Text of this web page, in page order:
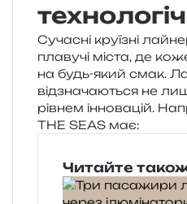
Сучасні кру­ї­зні
пла­ву­чі міста, де
на будь-який смак.
від­зна­ча­ю­ться не
рів­нем інно­ва­цій.
THE SEAS має:
Читайте